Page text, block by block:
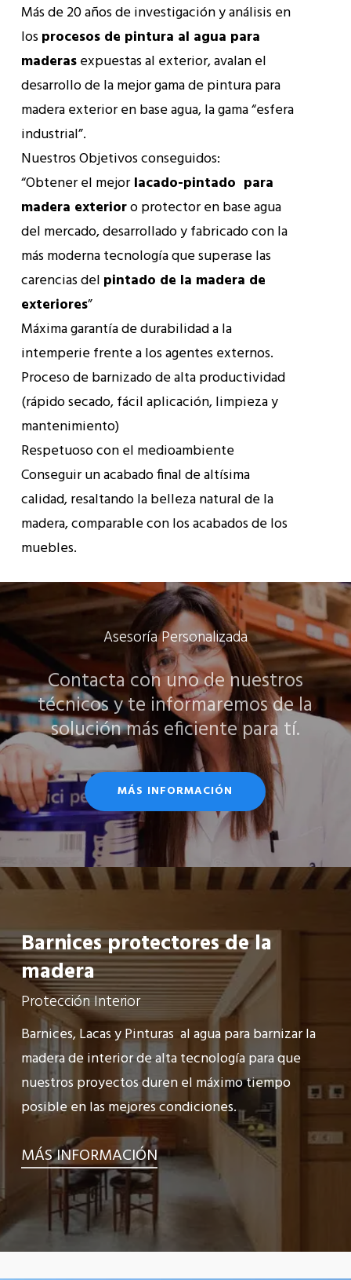
Más de 20 años de investigación y análisis en
losprocesos de pintura al agua para
maderasexpuestas al exterior, avalan el
desarrollo de la mejor gama de pintura para
madera exterior en base agua, la gama “esfera
industrial”.
Nuestros Objetivos conseguidos:
“Obtener el mejorlacado-pintado para
madera exterioro protector en base agua
del mercado, desarrollado y fabricado con la
más moderna tecnología que superase las
carencias del pintado de la madera de
exteriores”
Máxima garantía de durabilidad a la
intemperie frente a los agentes externos.
Proceso de barnizado de alta productividad
(rápido secado, fácil aplicación, limpieza y
mantenimiento)
Respetuoso con el medioambiente
Conseguir un acabado final de altísima
calidad, resaltando la belleza natural de la
madera, comparable con los acabados de los
muebles.
Asesoría Personalizada
Contacta con uno de nuestros
técnicos y te informaremos de la
solución más eficiente para tí.
MÁS INFORMACIÓN
Barnices protectores de la
madera
Protección Interior
Barnices, Lacas y Pinturas al agua para barnizar la
madera de interior de alta tecnología para que
nuestros proyectos duren el máximo tiempo
posible en las mejores condiciones.
MÁS INFORMACIÓN